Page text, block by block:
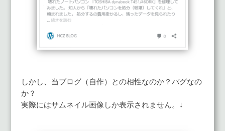
しかし、当ブログ（自作）との相性なのか？バグなの
か？
実際にはサムネイル画像しか表示されません。↓